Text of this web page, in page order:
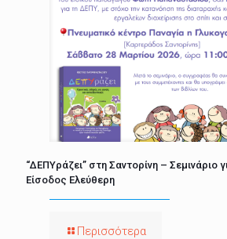
“ΔΕΠΥράζει” στη Σαντορίνη – Σεμινάριο
Είσοδος Ελεύθερη
Περισσότερα